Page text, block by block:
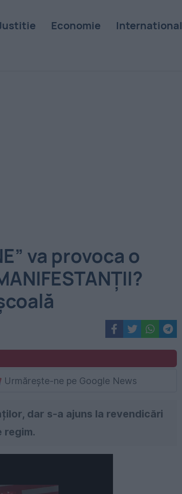
Economie International
va provoca o
Urmărește-ne pe Google News
dar s-a ajuns la revendicări
regim.